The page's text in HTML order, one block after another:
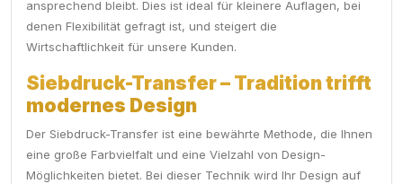
ansprechend bleibt. Dies ist ideal für kleinere Auflagen, bei
denen Flexibilität gefragt ist, und steigert die
Wirtschaftlichkeit für unsere Kunden.
Siebdruck-Transfer – Tradition trifft
modernes Design
Der Siebdruck-Transfer ist eine bewährte Methode, die Ihnen
eine große Farbvielfalt und eine Vielzahl von Design-
Möglichkeiten bietet. Bei dieser Technik wird Ihr Design auf